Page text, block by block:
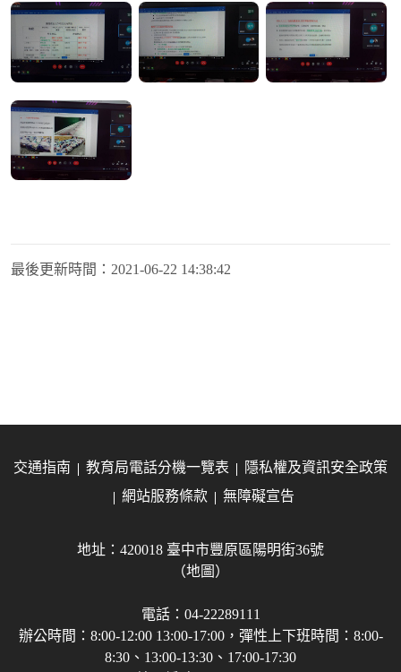
最後更新時間： 2021-06-22 14:38:42
交通指南 教育局電話分機一覽表
隱私權及資訊安全政策
網站服務條款
無障礙宣告
地址：420018 臺中市豐原區陽明街36號
（地圖）
電話：04-22289111
辦公時間：8:00-12:00 13:00-17:00，彈性上下班時間：8:00-
8:30、13:00-13:30、17:00-17:30